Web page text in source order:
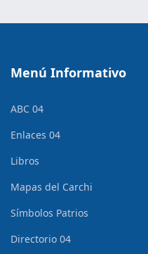
Menú Informativo
ABC 04
Enlaces 04
Libros
Mapas del Carchi
Símbolos Patrios
Directorio 04